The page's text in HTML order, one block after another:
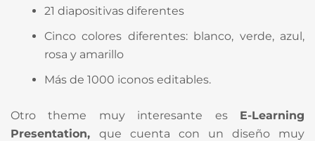
21 diapositivas diferentes
Cinco colores diferentes: blanco, verde, azul,
rosa y amarillo
Más de 1000 iconos editables.
Otro theme muy interesante es E-Learning
Presentation, que cuenta con un diseño muy